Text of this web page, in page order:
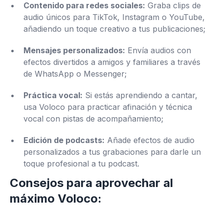
Contenido para redes sociales: Graba clips de
audio únicos para TikTok, Instagram o YouTube,
añadiendo un toque creativo a tus publicaciones;
Mensajes personalizados: Envía audios con
efectos divertidos a amigos y familiares a través
de WhatsApp o Messenger;
Práctica vocal: Si estás aprendiendo a cantar,
usa Voloco para practicar afinación y técnica
vocal con pistas de acompañamiento;
Edición de podcasts: Añade efectos de audio
personalizados a tus grabaciones para darle un
toque profesional a tu podcast.
Consejos para aprovechar al
máximo Voloco: